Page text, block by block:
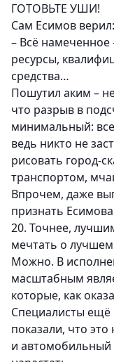
ГОТОВЬТЕ УШИ!
Сам Есимов верил:
– Всё
ресурсы,
средства…
Пошутил аким –
что разрыв в
минимальный:
ведь никто не
рисовать город-
транспортом,
Впрочем, даже
признать
20. Точнее,
мечтать о
Можно. В
масштабным
которые, как
Специалисты ещё
показали, что
и автомобильный